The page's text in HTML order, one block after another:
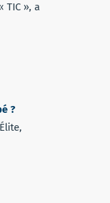
TIC », a
?